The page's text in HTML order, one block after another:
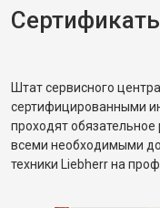
действительно
Штат сервисного
сертифицированными
проходят
всеми необходимыми
техники Liebherr на